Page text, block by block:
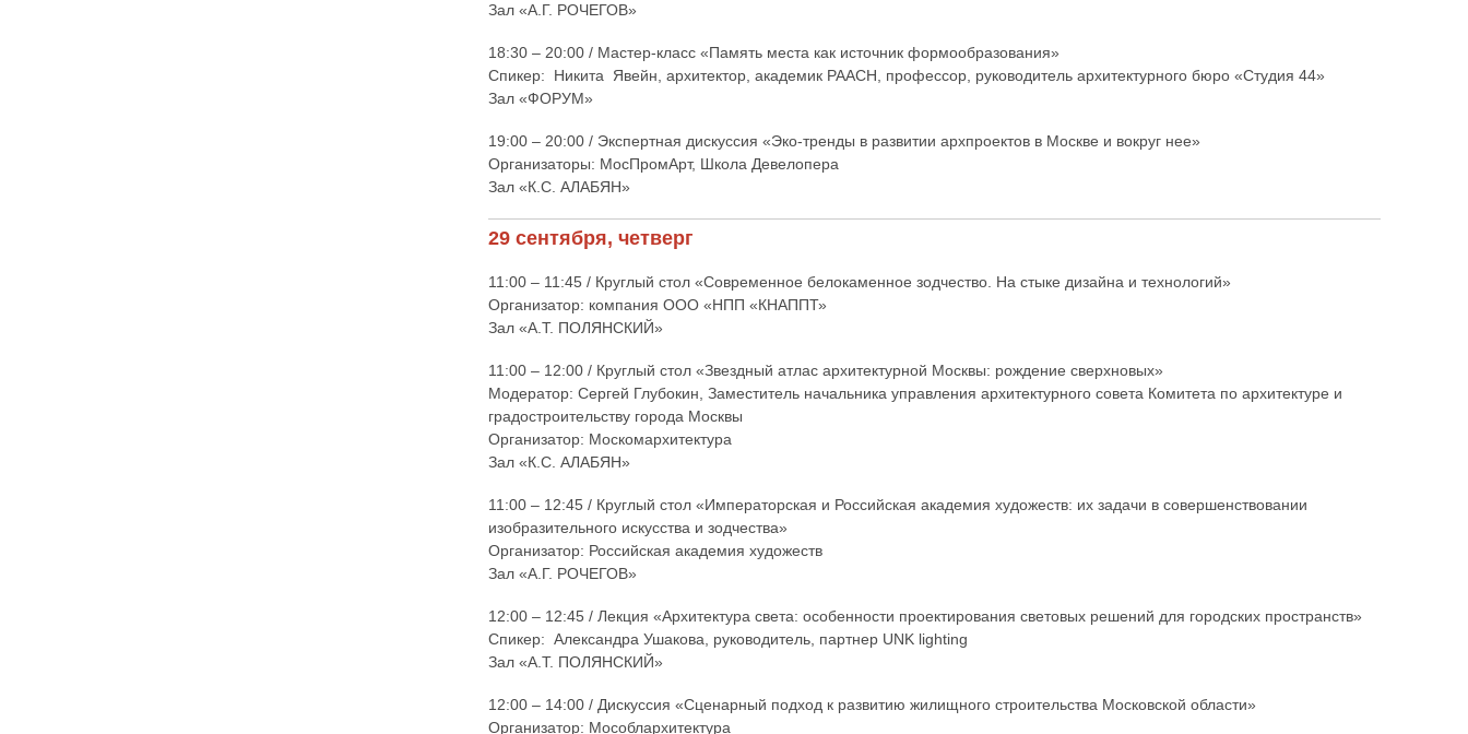
Зал «А.Г. РОЧЕГОВ»
18:30 – 20:00 / Мастер-класс «Память места как источник формообразования»
Спикер: Никита Явейн, архитектор, академик РААСН, профессор, руководитель архитектурного бюро «Студия 44»
Зал «ФОРУМ»
19:00 – 20:00 / Экспертная дискуссия «Эко-тренды в развитии архпроектов в Москве и вокруг нее»
Организаторы: МосПромАрт, Школа Девелопера
Зал «К.С. АЛАБЯН»
29 сентября, четверг
11:00 – 11:45 / Круглый стол «Современное белокаменное зодчество. На стыке дизайна и технологий»
Организатор: компания ООО «НПП «КНАППТ»
Зал «А.Т. ПОЛЯНСКИЙ»
11:00 – 12:00 / Круглый стол «Звездный атлас архитектурной Москвы: рождение сверхновых»
Модератор: Сергей Глубокин, Заместитель начальника управления архитектурного совета Комитета по архитектуре и
градостроительству города Москвы
Организатор: Москомархитектура
Зал «К.С. АЛАБЯН»
11:00 – 12:45 / Круглый стол «Императорская и Российская академия художеств: их задачи в совершенствовании
изобразительного искусства и зодчества»
Организатор: Российская академия художеств
Зал «А.Г. РОЧЕГОВ»
12:00 – 12:45 / Лекция «Архитектура света: особенности проектирования световых решений для городских пространств»
Спикер: Александра Ушакова, руководитель, партнер UNK lighting
Зал «А.Т. ПОЛЯНСКИЙ»
12:00 – 14:00 / Дискуссия «Сценарный подход к развитию жилищного строительства Московской области»
Организатор: Мособлархитектура